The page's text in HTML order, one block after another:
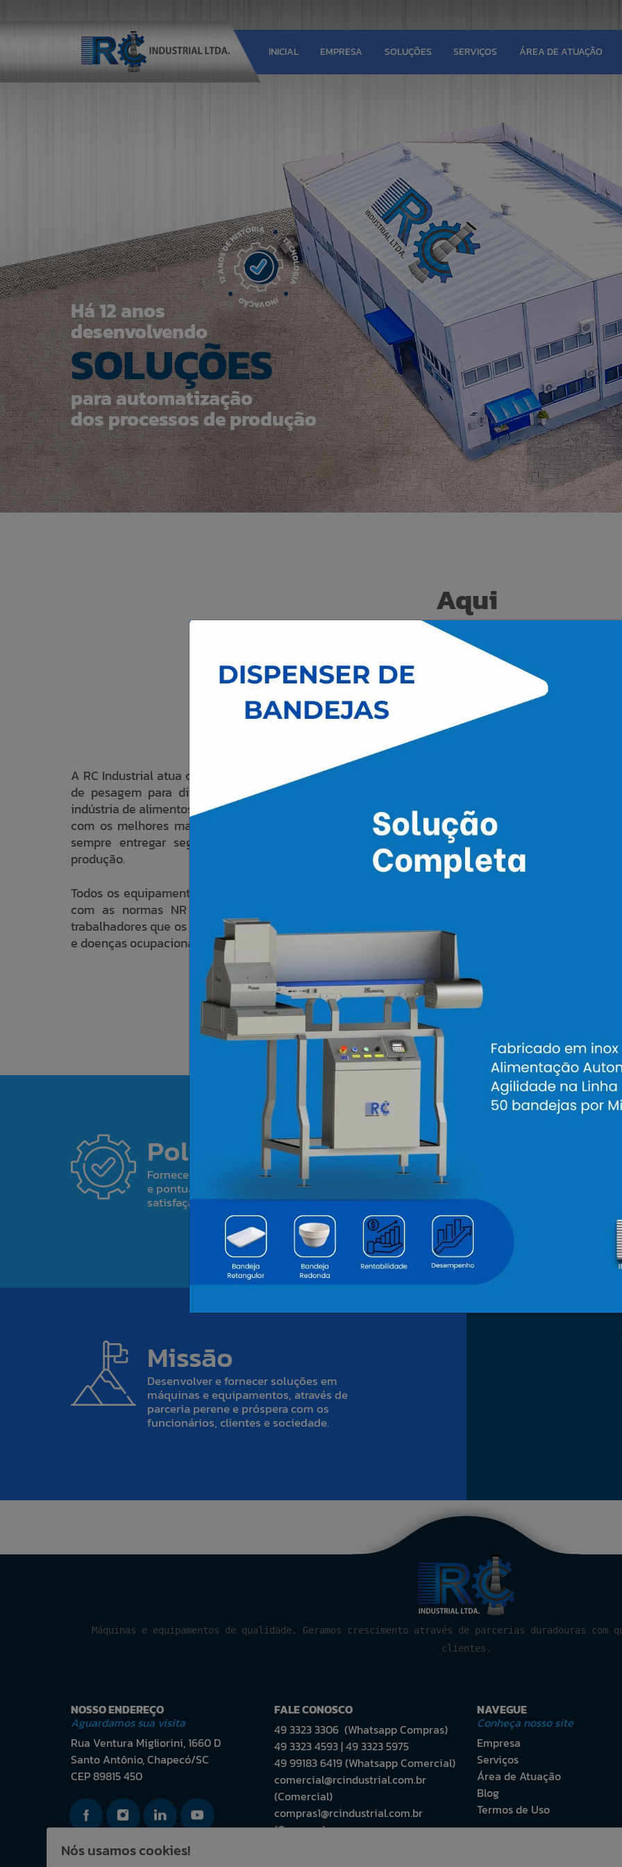
Nós usamos cookies!
INICIAL EMPRESA SOLUÇÕES SERVIÇOS ÁREA DE ATUAÇÃO
Há 12 anos
desenvolvendo
SOLUÇÕES
para automatização
dos processos de produção
Aqui
PROFISSIONALISMO
é a palavra!
A RC Industrial atua como fabricante de embaladoras, sistemas
de pesagem para diferentes tipos de produtos com foco na
indústria de alimentos, nossos equipamentos são desenvolvidos
com os melhores materiais e tecnologia de ponta, buscamos
sempre entregar segurança e qualidade para processos de
produção.
Todos os equipamentos RC Industrial são fabricados de acordo
com as normas NR 12, que visa garantir a segurança dos
trabalhadores que os operam, prevenindo acidentes de trabalho
e doenças ocupacionais.
Política
Fornecer serviços e produtos com qualidade
e pontualidade de entrega, garantindo a
satisfação do cliente.
Missão
Desenvolver e fornecer soluções em
máquinas e equipamentos, através de
parceria perene e próspera com os
funcionários, clientes e sociedade.
Máquinas e equipamentos de qualidade. Geramos crescimento através de parcerias duradouras
clientes.
NOSSO ENDEREÇO
Aguardamos sua visita
Rua Ventura Migliorini, 1660 D
Santo Antônio, Chapecó/SC
CEP 89815 450
FALE CONOSCO
49 3323 3306 (Whatsapp Compras)
49 3323 4593 | 49 3323 5975
49 99183 6419 (Whatsapp Comercial)
comercial@rcindustrial.com.br
(Comercial)
compras1@rcindustrial.com.br
(Compras)
NAVEGUE
Conheça nosso site
Empresa
Serviços
Área de Atuação
Blog
Termos de Uso